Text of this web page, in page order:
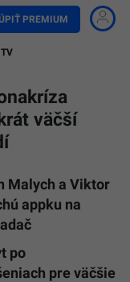
PREMIUM
väčší
Malych a Viktor
appku na
po
pre väčšie